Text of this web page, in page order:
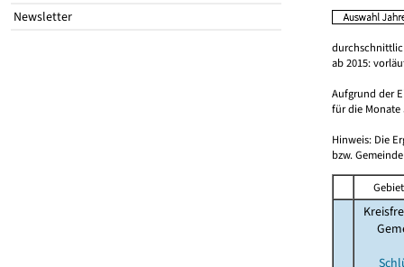
Newsletter
ab 2015:
Aufgrund der
für die Monate
Hinweis: Die
bzw.